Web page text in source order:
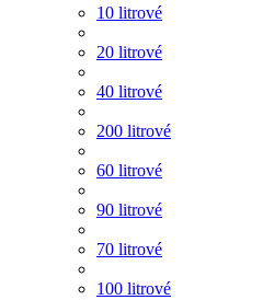
10 litrové
20 litrové
40 litrové
200 litrové
60 litrové
90 litrové
70 litrové
100 litrové